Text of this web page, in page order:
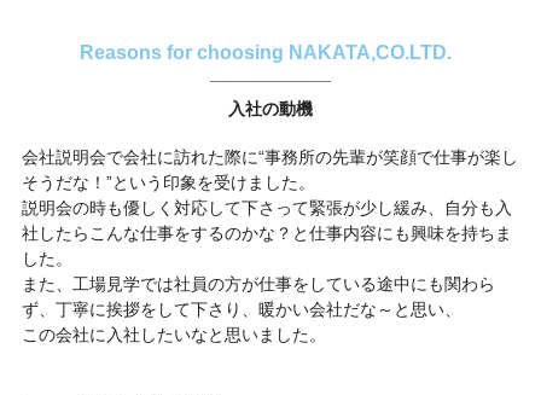
Reasons for choosing NAKATA,CO.LTD.
入社の動機
会社説明会で会社に訪れた際に“事務所の先輩が笑顔で仕事が楽し
そうだな！”という印象を受けました。
説明会の時も優しく対応して下さって緊張が少し緩み、自分も入
社したらこんな仕事をするのかな？と仕事内容にも興味を持ちま
した。
また、工場見学では社員の方が仕事をしている途中にも関わら
ず、丁寧に挨拶をして下さり、暖かい会社だな～と思い、
この会社に入社したいなと思いました。